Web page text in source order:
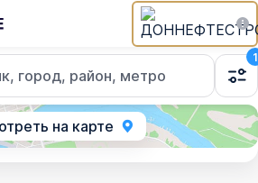
город, район, метро
1
на карте